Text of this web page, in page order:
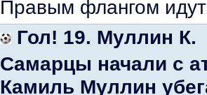
Правым флангом
Гол! 19. Муллин К.
Самарцы начали с
Камиль Муллин